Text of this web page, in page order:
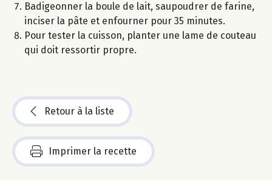
Badigeonner la boule de lait, saupoudrer de farine,
inciser la pâte et enfourner pour 35 minutes.
Pour tester la cuisson, planter une lame de couteau
qui doit ressortir propre.
Retour à la liste
Imprimer la recette